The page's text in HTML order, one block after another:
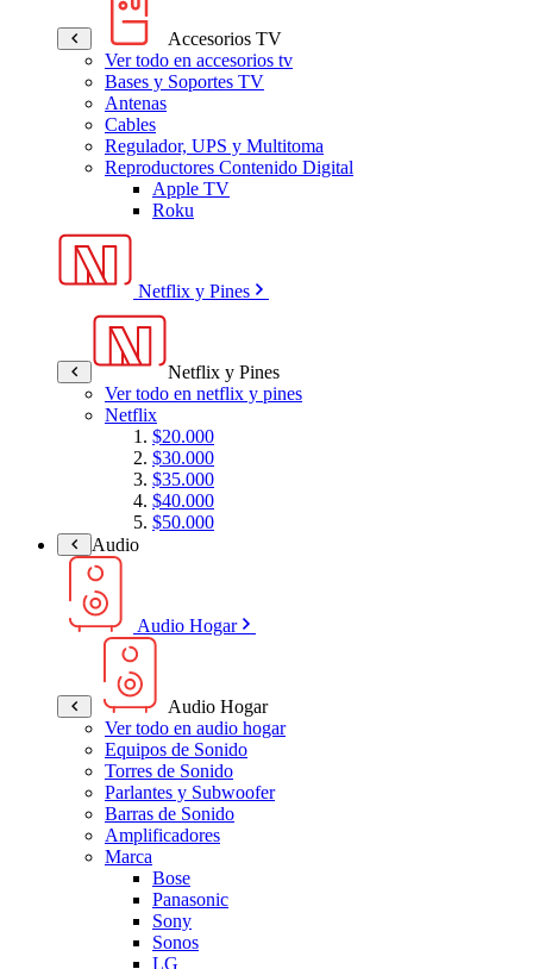
Accesorios TV
Ver todo en accesorios tv
Bases y Soportes TV
Antenas
Cables
Regulador, UPS y Multitoma
Reproductores Contenido Digital
Apple TV
Roku
Netflix y Pines
Netflix y Pines
Ver todo en netflix y pines
Netflix
$20.000
$30.000
$35.000
$40.000
$50.000
Audio
Audio Hogar
Audio Hogar
Ver todo en audio hogar
Equipos de Sonido
Torres de Sonido
Parlantes y Subwoofer
Barras de Sonido
Amplificadores
Marca
Bose
Panasonic
Sony
Sonos
LG